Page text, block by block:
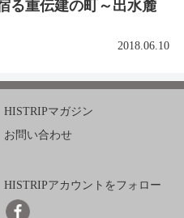
る重伝建の町～出水麓
2018.06.10
HISTRIPマガジン
お問い合わせ
HISTRIPアカウントをフォロー